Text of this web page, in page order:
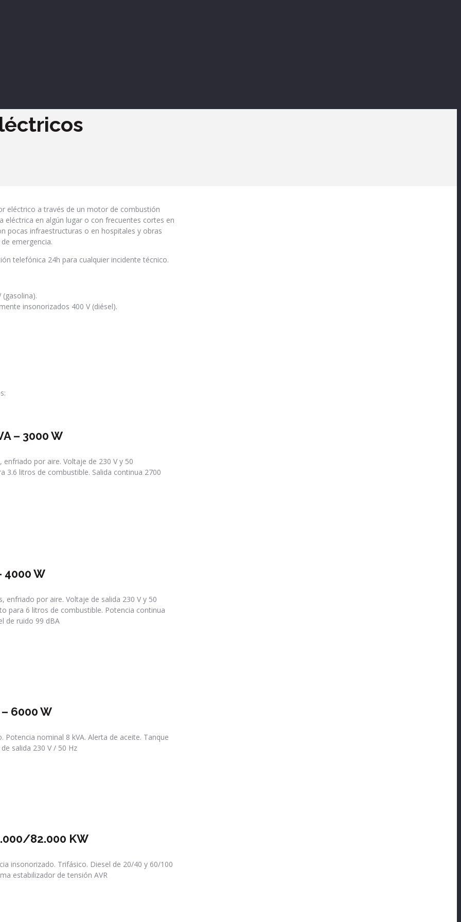
eléctrico a través de un motor de combustión
eléctrica en algún lugar o con frecuentes cortes en
pocas infraestructuras o en hospitales y obras
emergencia.
telefónica 24h para cualquier incidente técnico.
(gasolina).
insonorizados 400 V (diésel).
– 3000 W
por aire. Voltaje de 230 V y 50
3.6 litros de combustible. Salida continua 2700
4000 W
por aire. Voltaje de salida 230 V y 50
para 6 litros de combustible. Potencia continua
de ruido 99 dBA
6000 W
nominal 8 kVA. Alerta de aceite. Tanque
salida 230 V / 50 Hz
82.000 KW
insonorizado. Trifásico. Diesel de 20/40 y 60/100
estabilizador de tensión AVR